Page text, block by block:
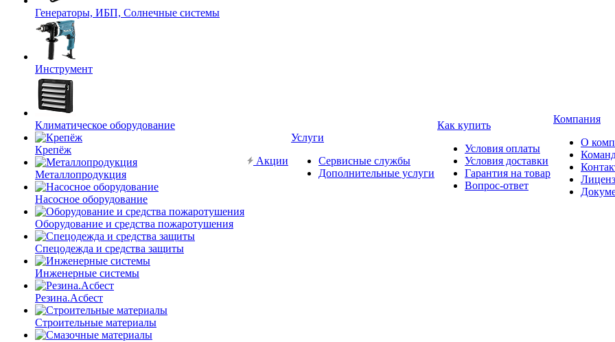
Генераторы, ИБП, Солнечные системы
Инструмент
Климатическое оборудование
Крепёж
Металлопродукция
Насосное оборудование
Оборудование и средства пожаротушения
Спецодежда и средства защиты
Инженерные системы
Резина.Асбест
Строительные материалы
Акции
Услуги
Сервисные службы
Дополнительные услуги
Как купить
Условия оплаты
Условия доставки
Гарантия на товар
Вопрос-ответ
Компания
О